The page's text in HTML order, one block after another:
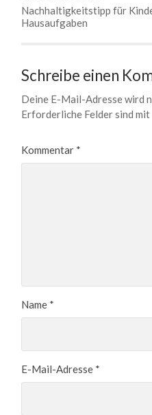
Nachhaltigkeitstipp für
Hausaufgaben
Schreibe einen
Deine E-Mail-Adresse wird
Erforderliche Felder sind mit
Kommentar *
Name *
E-Mail-Adresse *